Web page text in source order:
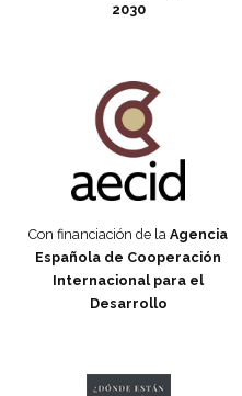
2030
Con financiación de la Agencia
Española de Cooperación
Internacional para el
Desarrollo